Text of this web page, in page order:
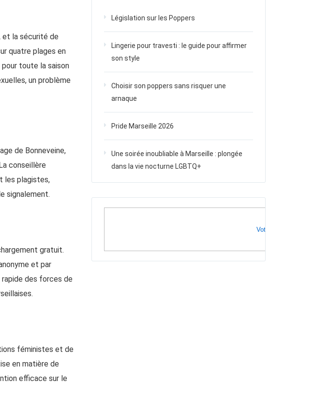
et la sécurité de
quatre plages en
toute la saison
un problème
de Bonneveine,
conseillère
les plagistes,
signalement.
gratuit.
et par
des forces de
féministes et de
en matière de
efficace sur le
Législation sur les Poppers
Lingerie pour travesti : le guide pour affirmer
son style
Choisir son poppers sans risquer une
arnaque
Pride Marseille 2026
Une soirée inoubliable à Marseille : plongée
dans la vie nocturne LGBTQ+
Votre publicité ici